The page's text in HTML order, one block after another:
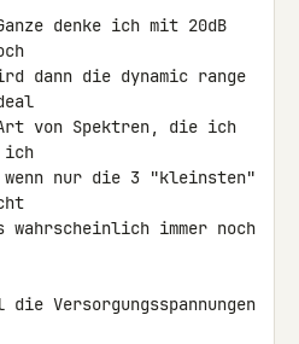
denke ich mit 20dB
dann die dynamic range
von Spektren, die ich
ich
nur die 3 "kleinsten"
immer noch
die Versorgungsspannungen